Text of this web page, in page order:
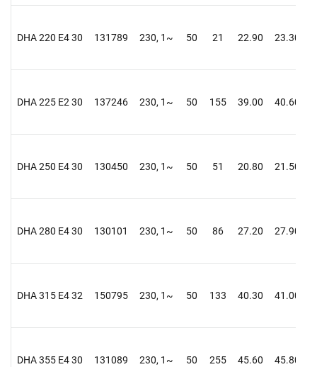
DHA 220 E4 30 131789 230, 1~ 50 21 22.90 23.30
DHA 225 E2 30 137246 230, 1~ 50 155 39.00 40.60
DHA 250 E4 30 130450 230, 1~ 50 51 20.80 21.50
DHA 280 E4 30 130101 230, 1~ 50 86 27.20 27.90
DHA 315 E4 32 150795 230, 1~ 50 133 40.30 41.00
DHA 355 E4 30 131089 230, 1~ 50 255 45.60 45.80